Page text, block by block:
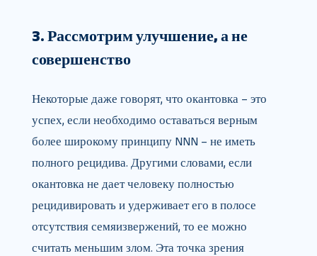
3. Рассмотрим улучшение, а не
совершенство
Некоторые даже говорят, что окантовка – это
успех, если необходимо оставаться верным
более широкому принципу NNN – не иметь
полного рецидива. Другими словами, если
окантовка не дает человеку полностью
рецидивировать и удерживает его в полосе
отсутствия семяизвержений, то ее можно
считать меньшим злом. Эта точка зрения